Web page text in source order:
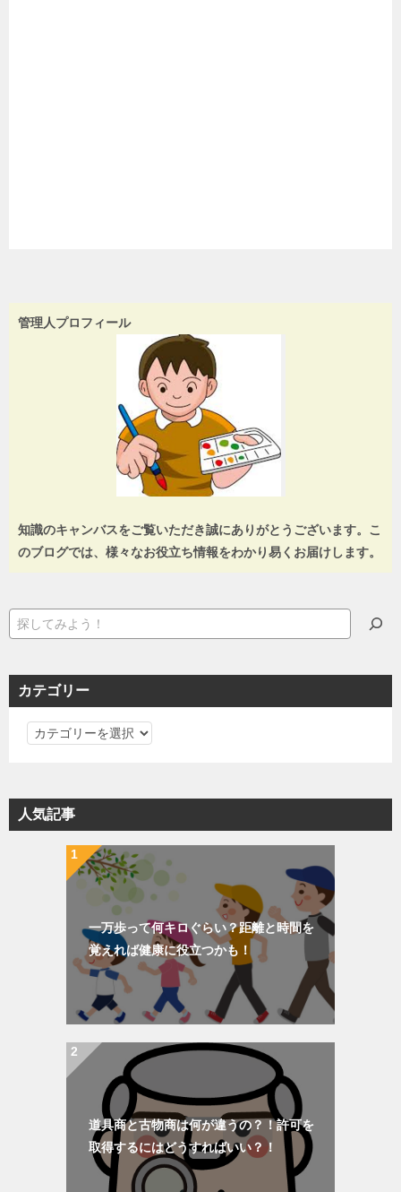
管理人プロフィール
知識のキャンバスをご覧いただき誠にありがとうございます。こ
のブログでは、様々なお役立ち情報をわかり易くお届けします。
検
索
カテゴリー
カ
リ
ー
人気記事
一万歩って何キロぐらい？距離と時間を
覚えれば健康に役立つかも！
道具商と古物商は何が違うの？！許可を
取得するにはどうすればいい？！